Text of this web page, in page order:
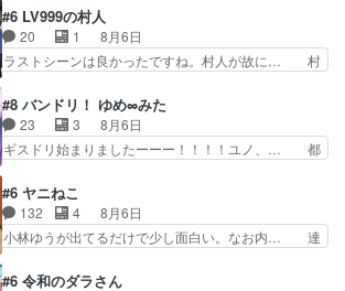
んを怪異と見間違え叫んでお… 交通系悪霊除霊ツ
アー編！どっちが悪かよく… よく見ないと気付け
ない2つのエピソードに…
らえた最初の一冊お客にプロポーズ… 遅れて5
話，コミティア前哨戦ですが，ここ… 「同情は創
作の敵」いい言葉だ。でも応援す… 東京で開かれ
る即売会に行って自分たちの本… 一冊売る事の苦
けはったねー編集さん。同… 自分の妄想を買って
くれる人がいるというも… 初めて自分の漫画が売
れた時の感動、懐かし…
#6 LV999の村人
20 1
8月6日
ラストシーンは良かったですね。村人が故に… 村
スと10年後に結婚の約束をした鏡ずっ… カジノ
スタッフ募集するも集まらない更に追… 王命でク
ルルの監視をすることになったデビ… 最強の村
人・鏡との出会いで少しは変わった… やはり何か
への恨みは根深そうやね姫を舐… 新キャラが登場
早々変態扱いされてる件。タ… まだまだお元気そ
うなお声で……不意打ち過…
#8 バンドリ！ ゆめ∞みた
23 3
8月6日
ギスドリ始まりましたーーー！！！！ユノ、… 都
復を見守っていかないと、ですね！！み… 開幕聞
き取りスタッフに定治いなかった？ま… ののちゃ
んのお手当てはお節介だったりする… ビオラの立
ち回り害悪すぎるお近づきの印が… ・律っちゃん
一難、律がビオラの呪縛から… 「私はあなたが嫌
#6 ヤニねこ
132 4
8月6日
小林ゆうが出てるだけで少し面白い。なお内… 達
マドンってなんなん！？人見知りっぽい… なんな
#6 令和のダラさん